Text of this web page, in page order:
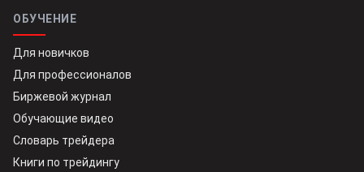
ОБУЧЕНИЕ
Для новичков
Для профессионалов
Биржевой журнал
Обучающие видео
Словарь трейдера
Книги по трейдингу